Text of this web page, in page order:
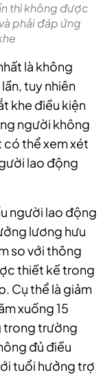
thì không được
phải đáp ứng
là không
tuy nhiên
khe điều kiện
người không
có thể xem xét
lao động
người lao động
lương hưu
so với thông
thiết kế trong
Cụ thể là giảm
xuống 15
trong trường
đủ điều
tuổi hưởng trợ